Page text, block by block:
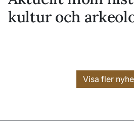
kultur och
Visa fler